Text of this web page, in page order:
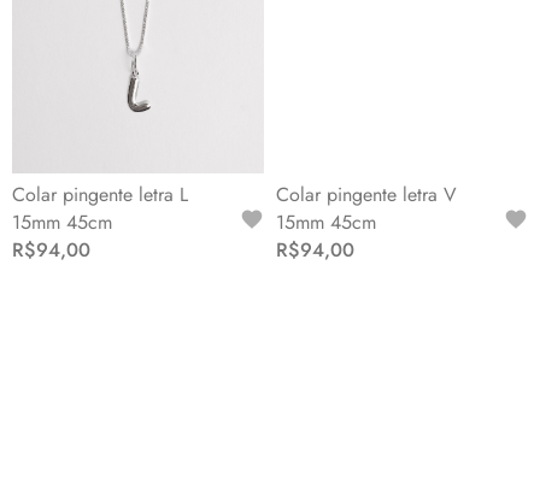
Colar pingente letra L
15mm 45cm
R$94,00
Colar pingente letra V
15mm 45cm
R$94,00